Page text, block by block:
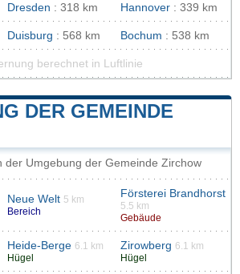
Dresden : 318 km Hannover : 339 km
Duisburg : 568 km Bochum : 538 km
berechnet in Luftlinie
DER GEMEINDE
der Umgebung der Gemeinde Zirchow
Neue Welt 5 km
Bereich
Försterei Brandhorst
5.5 km
Gebäude
Heide-Berge 6.1 km
Hügel
Zirowberg 6.1 km
Hügel